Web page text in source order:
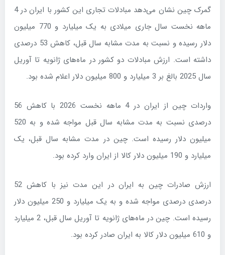
گمرک چین نشان می‌دهد مبادلات تجاری این کشور با ایران در 4
ماهه نخست سال جاری میلادی به یک میلیارد و 770 میلیون
دلار رسیده و نسبت به مدت مشابه سال قبل، کاهش 53 درصدی
داشته است. ارزش مبادلات دو کشور در ماه‌های ژانویه تا آوریل
سال 2025 بالغ بر 3 میلیارد و 800 میلیون دلار اعلام شده بود.
واردات چین از ایران در 4 ماهه نخست 2026 با کاهش 56
درصدی نسبت به مدت مشابه سال قبل مواجه شده و به 520
میلیون دلار رسیده است. چین در مدت مشابه سال قبل، یک
میلیارد و 190 میلیون دلار کالا از ایران وارد کرده بود.
ارزش صادرات چین به ایران در این مدت نیز با کاهش 52
درصدی درصدی مواجه شده و به یک میلیارد و 250 میلیون دلار
رسیده است. چین در ماه‌های ژانویه تا آوریل سال قبل، 2 میلیارد
و 610 میلیون دلار کالا به ایران صادر کرده بود.